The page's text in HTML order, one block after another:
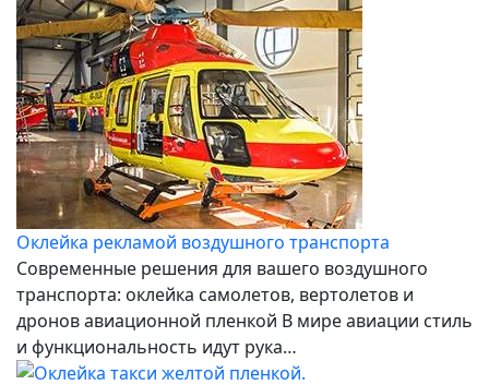
Оклейка рекламой воздушного транспорта
Современные решения для вашего воздушного
транспорта: оклейка самолетов, вертолетов и
дронов авиационной пленкой В мире авиации стиль
и функциональность идут рука…